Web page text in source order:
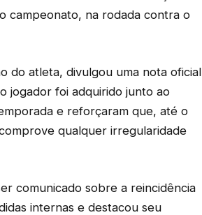
campeonato, na rodada contra o
do atleta, divulgou uma nota oficial
jogador foi adquirido junto ao
e reforçaram que, até o
qualquer irregularidade
comunicado sobre a reincidência
internas e destacou seu